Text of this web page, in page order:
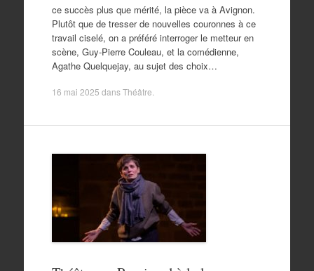
ce succès plus que mérité, la pièce va à Avignon.
Plutôt que de tresser de nouvelles couronnes à ce
travail ciselé, on a préféré interroger le metteur en
scène, Guy-Pierre Couleau, et la comédienne,
Agathe Quelquejay, au sujet des choix…
16 mai 2025 dansThéâtre